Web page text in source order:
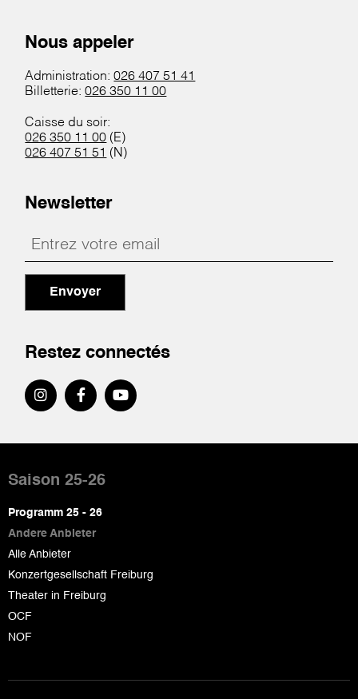
Nous appeler
Administration:026 407 51 41
Billetterie:026 350 11 00
Caisse du soir:
026 350 11 00 (E)
026 407 51 51 (N)
Newsletter
Envoyer
Restez connectés
de
page
Saison 25-26
Programm 25 - 26
Andere Anbieter
Alle Anbieter
Konzertgesellschaft Freiburg
Theater in Freiburg
OCF
NOF